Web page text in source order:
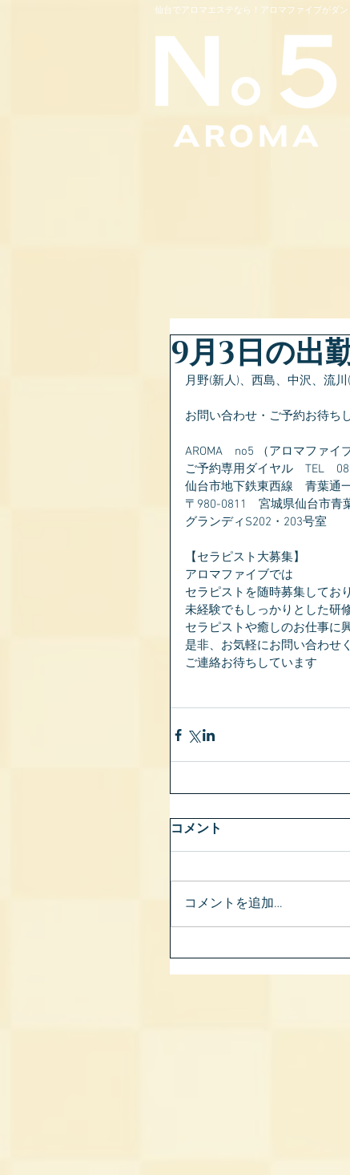
仙台でアロマエステなら！アロマファイブがダン
9月3日の出
月野(新人)、西島、中沢、流川
お問い合わせ・ご予約お待ち
AROMA　no5 （アロマファイブ
ご予約専用ダイヤル　TEL　
仙台市地下鉄東西線　青葉通
〒980-0811　宮城県仙台市青
グランディS202・203号室
【セラピスト大募集】
アロマファイブでは
セラピストを随時募集してお
未経験でもしっかりとした研
セラピストや癒しのお仕事に
是非、お気軽にお問い合わせ
ご連絡お待ちしています
コメント
コメントを追加…